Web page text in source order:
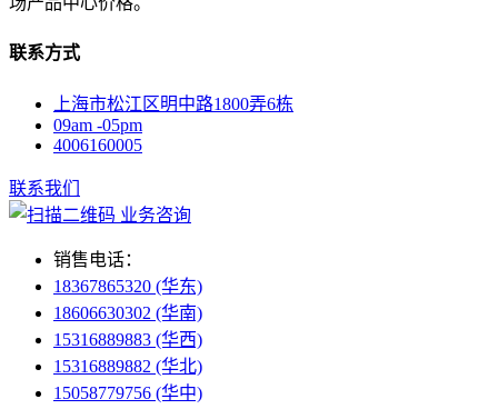
联系方式
上海市松江区明中路1800弄6栋
09am -05pm
4006160005
联系我们
业务咨询
销售电话：
18367865320 (华东)
18606630302 (华南)
15316889883 (华西)
15316889882 (华北)
15058779756 (华中)